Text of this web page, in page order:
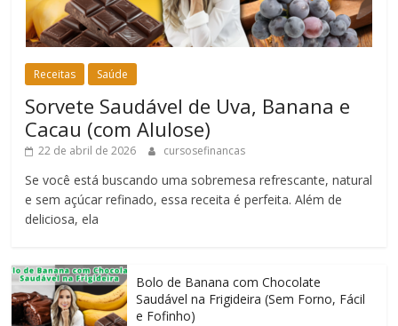
Receitas Saúde
Sorvete Saudável de Uva, Banana e
Cacau (com Alulose)
22 de abril de 2026 cursosefinancas
Se você está buscando uma sobremesa refrescante, natural
e sem açúcar refinado, essa receita é perfeita. Além de
deliciosa, ela
Bolo de Banana com Chocolate
Saudável na Frigideira (Sem Forno, Fácil
e Fofinho)